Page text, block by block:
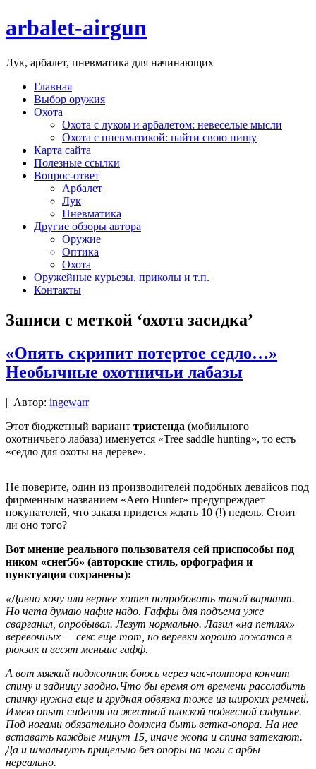
arbalet-airgun
Лук, арбалет, пневматика для начинающих
Главная
Выбор оружия
Охота
Охота с луком и арбалетом: невеселые мысли
Охота с пневматикой: найти свою нишу
Карта сайта
Полезные ссылки
Вопрос-ответ
Арбалет
Лук
Пневматика
Другие обзоры автора
Оружие
Оптика
Охота
Оружейные курьезы, приколы и т.п.
Контакты
Записи с меткой ‘охота засидка’
«Опять скрипит потертое седло…»
Необычные охотничьи лабазы
| Автор: ingewarr
Этот бюджетный вариант тристенда (мобильного
охотничьего лабаза) именуется «Tree saddle hunting», то есть
«седло для охоты на дереве».
Не поверите, один из производителей подобных девайсов под
фирменным названием «Aero Hunter» предупреждает
покупателей, что заказа придется ждать 10 (!) недель. Стоит
ли оно того?
Вот мнение реального пользователя сей приспособы под
ником «снег56» (авторские стиль, орфография и
пунктуация сохранены):
«Давно хочу или вернее хотел попробовать такой вариант.
Но чета думаю нафиг надо. Гаффы для подъема уже
сварганил, опробывал. Лезут нормально. Лазил «на петлях»
веревочных — секс еще тот, но веревки хорошо ложатся в
рюкзак и весят меньше гафф.
А вот мягкий поджопник боюсь через час-полтора кончит
спину и задницу заодно.Что бы время от времени расслабить
спинку нужна еще и грудная обвязка тоже из широких ремней.
Имею опыт сидения на жесткой плоской подвесной сидушке.
Под ногами обязательно должна быть ветка-опора. На нее
вставать каждые минут 15, иначе жопа и спина затекают.
Да и шмальнуть прицельно без опоры на ноги с арбы
нереально.